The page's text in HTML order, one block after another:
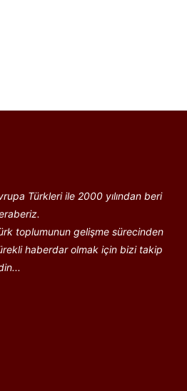
Türkleri ile 2000 yılından beri
toplumunun gelişme sürecinden
haberdar olmak için bizi takip